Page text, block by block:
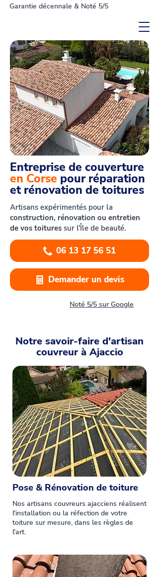
Garantie décennale & Noté 5/5
Entreprise de couverture
en Corse pour réparation
et rénovation de toitures
Artisans expérimentés pour la
construction, rénovation ou entretien
de vos toitures sur l'Île de beauté.
06 13 17 56 51
Demander un devis
Noté 5/5 sur Google
Notre savoir-faire d'artisan
couvreur à Ajaccio
Pose & Rénovation de toiture
Nos artisans couvreurs ajacciens réalisent
l'installation ou la réfection de votre
toiture sur mesure, dans les règles de
l'art.